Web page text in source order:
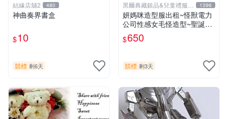
結緣店舖2 480
神曲奏界書盒
$10
競標 剩6天
黑爾典藏銀品&兒童禮服出
租
1396
妍媽咪造型服出租~怪獸電力
公司性感女毛怪造型~聖誕節
表演造型尾牙變裝萬聖節
$650
競標 剩3天